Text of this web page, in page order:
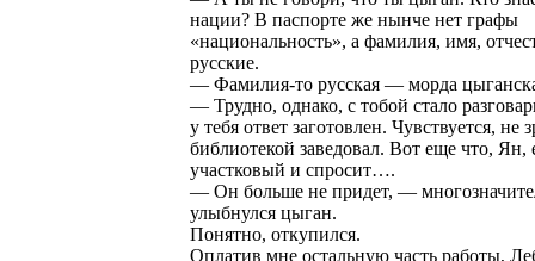
нации? В паспорте же нынче нет графы
«национальность», а фамилия, имя,
русские.
— Фамилия-то русская — морда
— Трудно, однако, с тобой стало
у тебя ответ заготовлен. Чувствуется, не
библиотекой заведовал. Вот еще что, Ян,
участковый и спросит….
— Он больше не придет, —
улыбнулся цыган.
Понятно, откупился.
Оплатив мне остальную часть работы,